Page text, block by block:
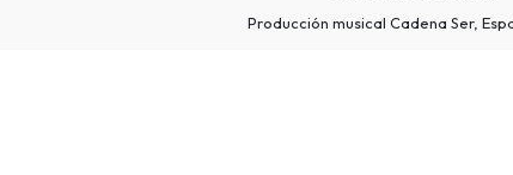
Producción musical Cadena Ser,